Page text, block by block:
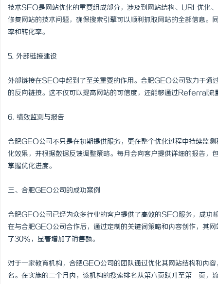
技术SEO是网站优化的重要组成部分，涉及到网站结构、URL优化
修复网站的技术问题，确保搜索引擎可以顺利抓取网站的全部信息
率和转化率。
5. 外部链接建设
外部链接在SEO中起到了至关重要的作用。合肥GEO公司致力于通
的反向链接。这不仅可以提高网站的可信度，还能够通过Referral流
6. 绩效监测与报告
合肥GEO公司不只是在初期提供服务，更在整个优化过程中持续监
化效果，并根据数据反馈调整策略。每月会向客户提供详细的报告
掌握优化进度。
三、合肥GEO公司的成功案例
合肥GEO公司已经为众多行业的客户提供了高效的SEO服务，成功
在与合肥GEO公司合作后，通过定制的关键词策略和内容创作，其
了30%，显著增加了销售额。
对于一家教育机构，合肥GEO公司的团队通过优化其网站结构和内
名。在实施的三个月内，该机构的搜索排名从第六页跃升至第一页，